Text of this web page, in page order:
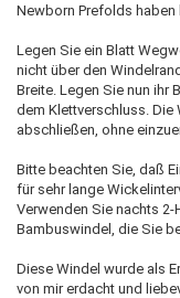
Newborn Prefolds haben
Legen Sie ein Blatt
nicht über den
Breite. Legen Sie nun ihr
dem Klettverschluss. Die
abschließen, ohne
Bitte beachten Sie, daß
für sehr lange
Verwenden Sie nachts
Bambuswindel, die Sie
Diese Windel wurde als
von mir erdacht und